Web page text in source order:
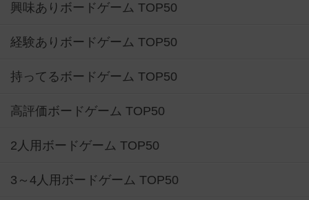
興味ありボードゲーム TOP50
経験ありボードゲーム TOP50
持ってるボードゲーム TOP50
高評価ボードゲーム TOP50
2人用ボードゲーム TOP50
3～4人用ボードゲーム TOP50